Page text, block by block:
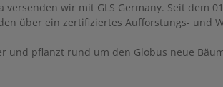
wir mit GLS Germany. Seit
über ein zertifiziertes Aufforstungs- und
und pflanzt rund um den Globus neue